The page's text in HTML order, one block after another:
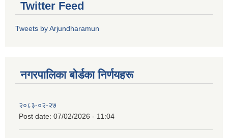
Twitter Feed
Tweets by Arjundharamun
नगरपालिका बाेर्डका निर्णयहरू
२०८३-०२-२७
Post date: 07/02/2026 - 11:04